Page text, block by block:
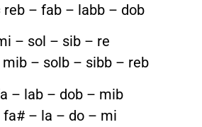
reb – fab – labb – dob
– sol – sib – re
mib – solb – sibb – reb
– lab – dob – mib
fa# – la – do – mi